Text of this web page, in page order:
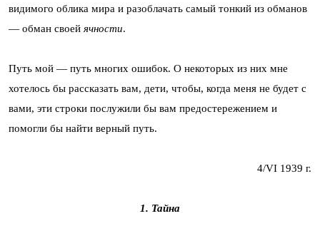
видимого облика мира и разоблачать самый тонкий из обманов
— обман своей ячности.
Путь мой — путь многих ошибок. О некоторых из них мне
хотелось бы рассказать вам, дети, чтобы, когда меня не будет с
вами, эти строки послужили бы вам предостережением и
помогли бы найти верный путь.
4/VI 1939 г.
1. Тайна